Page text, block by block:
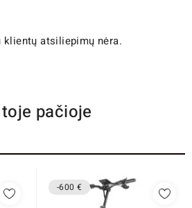
klientų atsiliepimų nėra.
pačioje
-600 €